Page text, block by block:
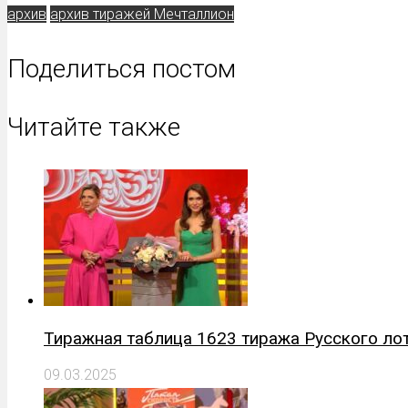
архив архив тиражей Мечталлион
Поделиться постом
Читайте также
Тиражная таблица 1623 тиража Русского
09.03.2025